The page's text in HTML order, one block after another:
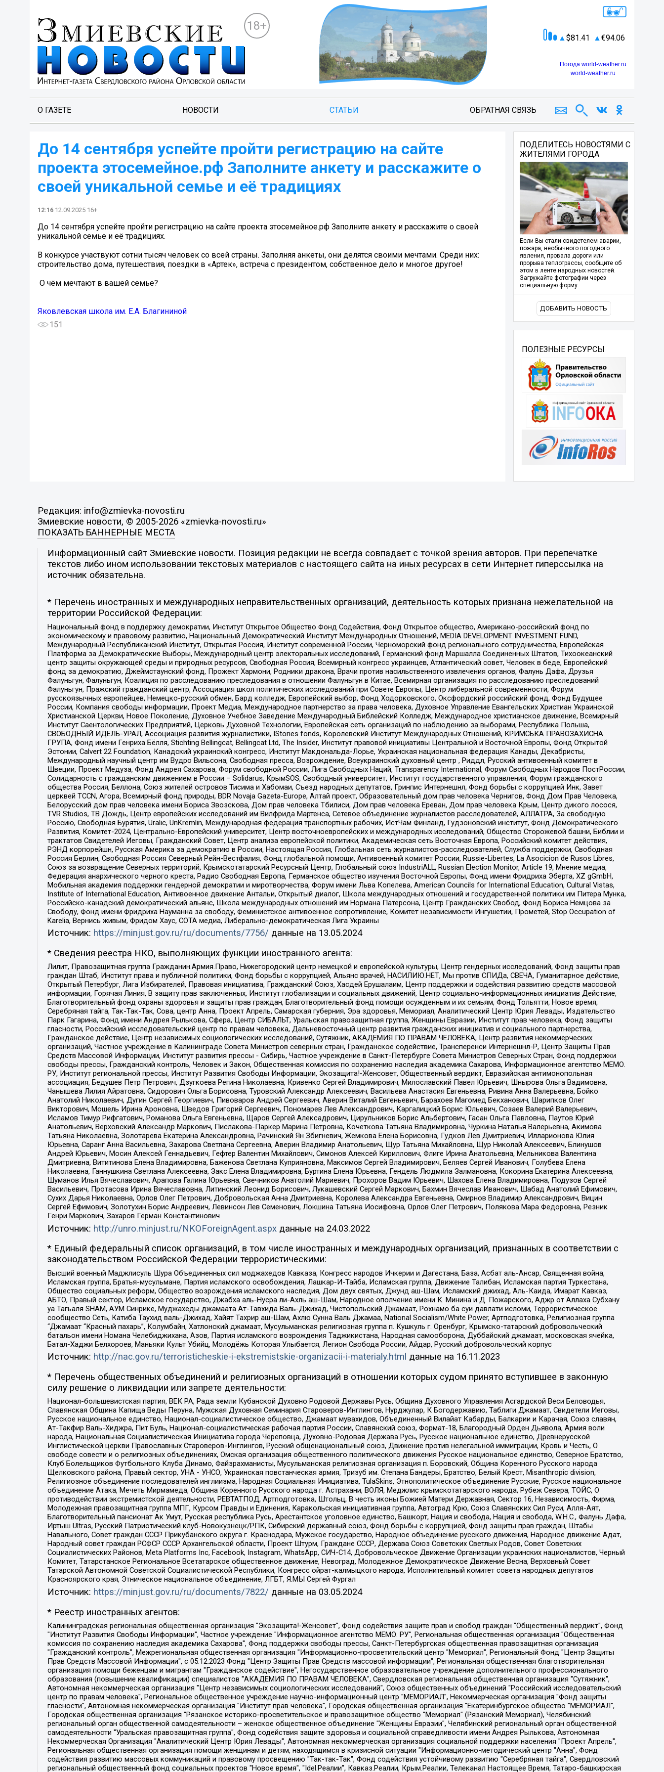
18+
81.41 94.06
Погода world-weather.ru
world-weather.ru
О ГАЗЕТЕ НОВОСТИ СТАТЬИ ОБРАТНАЯ СВЯЗЬ
До 14 сентября успейте пройти регистрацию на сайте
проекта этосемейное.рф Заполните анкету и расскажите о
своей уникальной семье и её традициях
12:16 12.09.2025 16+
До 14 сентября успейте пройти регистрацию на сайте проекта этосемейное.рф Заполните анкету и расскажите о своей
уникальной семье и её традициях.
В конкурсе участвуют сотни тысяч человек со всей страны. Заполняя анкеты, они делятся своими мечтами. Среди них:
строительство дома, путешествия, поездки в «Артек», встреча с президентом, собственное дело и многое другое!
️ О чём мечтают в вашей семье?
Яковлевская школа им. Е.А. Благининой
151
ПОДЕЛИТЕСЬ НОВОСТЯМИ С
ЖИТЕЛЯМИ ГОРОДА
Если Вы стали свидетелем аварии,
пожара, необычного погодного
явления, провала дороги или
прорыва теплотрассы, сообщите об
этом в ленте народных новостей.
Загружайте фотографии через
специальную форму.
ДОБАВИТЬ НОВОСТЬ
ПОЛЕЗНЫЕ РЕСУРСЫ
Редакция: info@zmievka-novosti.ru
Змиевские новости, © 2005-2026 «zmievka-novosti.ru»
ПОКАЗАТЬ БАННЕРНЫЕ МЕСТА
Информационный сайт Змиевские новости. Позиция редакции не всегда совпадает с точкой зрения авторов. При перепечатке
текстов либо ином использовании текстовых материалов с настоящего сайта на иных ресурсах в сети Интернет гиперссылка на
источник обязательна.
* Перечень иностранных и международных неправительственных организаций, деятельность которых признана нежелательной на
территории Российской Федерации:
Национальный фонд в поддержку демократии, Институт Открытое Общество Фонд Содействия, Фонд Открытое общество, Американо-российский фонд по
экономическому и правовому развитию, Национальный Демократический Институт Международных Отношений, MEDIA DEVELOPMENT INVESTMENT FUND,
Международный Республиканский Институт, Открытая Россия, Институт современной России, Черноморский фонд регионального сотрудничества, Европейская
Платформа за Демократические Выборы, Международный центр электоральных исследований, Германский фонд Маршалла Соединенных Штатов, Тихоокеанский
центр защиты окружающей среды и природных ресурсов, Свободная Россия, Всемирный конгресс украинцев, Атлантический совет, Человек в беде, Европейский
фонд за демократию, Джеймстаунский фонд, Прожект Хармони, Родники дракона, Врачи против насильственного извлечения органов, Фалунь Дафа, Друзья
Фалуньгун, Фалуньгун, Коалиция по расследованию преследования в отношении Фалуньгун в Китае, Всемирная организация по расследованию преследований
Фалуньгун, Пражский гражданский центр, Ассоциация школ политических исследований при Совете Европы, Центр либеральной современности, Форум
русскоязычных европейцев, Немецко-русский обмен, Бард колледж, Европейский выбор, Фонд Ходорковского, Оксфордский российский фонд, Фонд Будущее
России, Компания свободы информации, Проект Медиа, Международное партнерство за права человека, Духовное Управление Евангельских Христиан Украинской
Христианской Церкви, Новое Поколение, Духовное Учебное Заведение Международный Библейский Колледж, Международное христианское движение, Всемирный
Институт Саентологических Предприятий, Церковь Духовной Технологии, Европейская сеть организаций по наблюдению за выборами, Республика Польша,
СВОБОДНЫЙ ИДЕЛЬ-УРАЛ, Ассоциация развития журналистики, IStories fonds, Королевский Институт Международных Отношений, КРИМСЬКА ПРАВОЗАХИСНА
ГРУПА, Фонд имени Генриха Бёлля, Stichting Bellingcat, Bellingcat Ltd, The Insider, Институт правовой инициативы Центральной и Восточной Европы, Фонд Открытой
Эстонии, Calvert 22 Foundation, Канадский украинский конгресс, Институт Макдональда-Лорье, Украинская национальная федерация Канады, Декабристы,
Международный научный центр им Вудро Вильсона, Свободная пресса, Возрождение, Всеукраинский духовный центр , Риддл, Русский антивоенный комитет в
Швеции, Проект Медуза, Фонд Андрея Сахарова, Форум свободной России, Лига Свободных Наций, Transparеncy International, Форум Свободных Народов ПостРоссии,
Солидарность с гражданским движением в России – Solidarus, КрымSOS, Свободный университет, Институт государственного управления, Форум гражданского
общества Россия, Беллона, Союз жителей островов Тисима и Хабомаи, Съезд народных депутатов, Гринпис Интернешнл, Фонд борьбы с коррупцией Инк, Завет
церквей TCCN, Агора, Всемирный фонд природы, BDR Novaja Gazeta-Europe, Алтай проект, Образовательный дом прав человека Чернигов, Фонд Дом Прав Человека,
Белорусский дом прав человека имени Бориса Звозскова, Дом прав человека Тбилиси, Дом прав человека Ереван, Дом прав человека Крым, Центр дикого лосося,
TVR Studios, ТВ Дождь, Центр европейских исследований им Вилфрида Мартенса, Сетевое объединение журналистов расследователей, АЛЛАТРА, За свободную
Россию, Свободная Бурятия, Uralic, UnKremlin, Международная федерация транспортных рабочих, ИстЧам Финланд, Гудзоновский институт, Фонд Демократического
Развития, Комитет-2024, Центрально-Европейский университет, Центр восточноевропейских и международных исследований, Общество Сторожевой башни, Библии и
трактатов Свидетелей Иеговы, Гражданский Совет, Центр анализа европейской политики, Академическая сеть Восточная Европа, Российский комитет действия,
РЭНД корпорейшн, Русская Америка за демократию в России, Настоящая Россия, Глобальная сеть журналистов-расследователей, Служба поддержки, Свободная
Россия Берлин, Свободная Россия Северный Рейн-Вестфалия, Фонд глобальной помощи, Антивоенный комитет России, Russie-Libertes, La Asocicion de Rusos Libres,
Союз за возвращение Северных территорий, Крымскотатарский Ресурсный Центр, Глобальный союз IndustriALL, Russian Election Monitor, Article 19, Мнение медиа,
Федерация анархического черного креста, Радио Свободная Европа, Германское общество изучения Восточной Европы, Фонд имени Фридриха Эберта, XZ gGmbH,
Мобильная академия поддержки гендерной демократии и миротворчества, Форум имени Льва Копелева, American Councils for International Education, Cultural Vistas,
Institute of International Education, Антивоенное движение Антальи, Открытый диалог, Школа международных отношений и государственной политики им Питера Мунка,
Российско-канадский демократический альянс, Школа международных отношений им Нормана Патерсона, Центр Гражданских Свобод, Фонд Бориса Немцова за
Свободу, Фонд имени Фридриха Науманна за свободу, Феминистское антивоенное сопротивление, Комитет независимости Ингушетии, Прометей, Stop Occupation of
Karelia, Вернись живым, Фридом Хаус, СОТА медиа, Либерально-демократическая Лига Украины
Источник: https://minjust.gov.ru/ru/documents/7756/ данные на 13.05.2024
* Сведения реестра НКО, выполняющих функции иностранного агента:
Лилит, Правозащитная группа Гражданин.Армия.Право, Нижегородский центр немецкой и европейской культуры, Центр гендерных исследований, Фонд защиты прав
граждан Штаб, Институт права и публичной политики, Фонд борьбы с коррупцией, Альянс врачей, НАСИЛИЮ.НЕТ, Мы против СПИДа, СВЕЧА, Гуманитарное действие,
Открытый Петербург, Лига Избирателей, Правовая инициатива, Гражданский Союз, Хасдей Ерушалаим, Центр поддержки и содействия развитию средств массовой
информации, Горячая Линия, В защиту прав заключенных, Институт глобализации и социальных движений, Центр социально-информационных инициатив Действие,
Благотворительный фонд охраны здоровья и защиты прав граждан, Благотворительный фонд помощи осужденным и их семьям, Фонд Тольятти, Новое время,
Серебряная тайга, Так-Так-Так, Сова, центр Анна, Проект Апрель, Самарская губерния, Эра здоровья, Мемориал, Аналитический Центр Юрия Левады, Издательство
Парк Гагарина, Фонд имени Андрея Рылькова, Сфера, Центр СИБАЛЬТ, Уральская правозащитная группа, Женщины Евразии, Институт прав человека, Фонд защиты
гласности, Российский исследовательский центр по правам человека, Дальневосточный центр развития гражданских инициатив и социального партнерства,
Гражданское действие, Центр независимых социологических исследований, Сутяжник, АКАДЕМИЯ ПО ПРАВАМ ЧЕЛОВЕКА, Центр развития некоммерческих
организаций, Частное учреждение в Калининграде Совета Министров северных стран, Гражданское содействие, Трансперенси Интернешнл-Р, Центр Защиты Прав
Средств Массовой Информации, Институт развития прессы - Сибирь, Частное учреждение в Санкт-Петербурге Совета Министров Северных Стран, Фонд поддержки
свободы прессы, Гражданский контроль, Человек и Закон, Общественная комиссия по сохранению наследия академика Сахарова, Информационное агентство МЕМО.
РУ, Институт региональной прессы, Институт Развития Свободы Информации, Экозащита!-Женсовет, Общественный вердикт, Евразийская антимонопольная
ассоциация, Бедушев Петр Петрович, Дзугкоева Регина Николаевна, Кривенко Сергей Владимирович, Милославский Павел Юрьевич, Шнырова Ольга Вадимовна,
Чанышева Лилия Айратовна, Сидорович Ольга Борисовна, Туровский Александр Алексеевич, Васильева Анастасия Евгеньевна, Ривина Анна Валерьевна, Бойко
Анатолий Николаевич, Дугин Сергей Георгиевич, Пивоваров Андрей Сергеевич, Аверин Виталий Евгеньевич, Барахоев Магомед Бекханович, Шарипков Олег
Викторович, Мошель Ирина Ароновна, Шведов Григорий Сергеевич, Пономарев Лев Александрович, Каргалицкий Борис Юльевич, Созаев Валерий Валерьевич,
Исламов Тимур Рифгатович, Романова Ольга Евгеньевна, Щаров Сергей Алексадрович, Цирульников Борис Альбертович, Гасан Ольга Павловна, Паутов Юрий
Анатольевич, Верховский Александр Маркович, Пислакова-Паркер Марина Петровна, Кочеткова Татьяна Владимировна, Чуркина Наталья Валерьевна, Акимова
Татьяна Николаевна, Золотарева Екатерина Александровна, Рачинский Ян Збигневич, Жемкова Елена Борисовна, Гудков Лев Дмитриевич, Илларионова Юлия
Юрьевна, Саранг Анна Васильевна, Захарова Светлана Сергеевна, Аверин Владимир Анатольевич, Щур Татьяна Михайловна, Щур Николай Алексеевич, Блинушов
Андрей Юрьевич, Мосин Алексей Геннадьевич, Гефтер Валентин Михайлович, Симонов Алексей Кириллович, Флиге Ирина Анатольевна, Мельникова Валентина
Дмитриевна, Вититинова Елена Владимировна, Баженова Светлана Куприяновна, Максимов Сергей Владимирович, Беляев Сергей Иванович, Голубева Елена
Николаевна, Ганнушкина Светлана Алексеевна, Закс Елена Владимировна, Буртина Елена Юрьевна, Гендель Людмила Залмановна, Кокорина Екатерина Алексеевна,
Шуманов Илья Вячеславович, Арапова Галина Юрьевна, Свечников Анатолий Мариевич, Прохоров Вадим Юрьевич, Шахова Елена Владимировна, Подузов Сергей
Васильевич, Протасова Ирина Вячеславовна, Литинский Леонид Борисович, Лукашевский Сергей Маркович, Бахмин Вячеслав Иванович, Шабад Анатолий Ефимович,
Сухих Дарья Николаевна, Орлов Олег Петрович, Добровольская Анна Дмитриевна, Королева Александра Евгеньевна, Смирнов Владимир Александрович, Вицин
Сергей Ефимович, Золотухин Борис Андреевич, Левинсон Лев Семенович, Локшина Татьяна Иосифовна, Орлов Олег Петрович, Полякова Мара Федоровна, Резник
Генри Маркович, Захаров Герман Константинович
Источник: http://unro.minjust.ru/NKOForeignAgent.aspxданные на 24.03.2022
* Единый федеральный список организаций, в том числе иностранных и международных организаций, признанных в соответствии с
законодательством Российской Федерации террористическими:
Высший военный Маджлисуль Шура Объединенных сил моджахедов Кавказа, Конгресс народов Ичкерии и Дагестана, База, Асбат аль-Ансар, Священная война,
Исламская группа, Братья-мусульмане, Партия исламского освобождения, Лашкар-И-Тайба, Исламская группа, Движение Талибан, Исламская партия Туркестана,
Общество социальных реформ, Общество возрождения исламского наследия, Дом двух святых, Джунд аш-Шам, Исламский джихад, Аль-Каида, Имарат Кавказ,
АБТО, Правый сектор, Исламское государство, Джабха аль-Нусра ли-Ахль аш-Шам, Народное ополчение имени К. Минина и Д. Пожарского, Аджр от Аллаха Субхану
уа Тагьаля SHAM, АУМ Синрике, Муджахеды джамаата Ат-Тавхида Валь-Джихад, Чистопольский Джамаат, Рохнамо ба суи давлати исломи, Террористическое
сообщество Сеть, Катиба Таухид валь-Джихад, Хайят Тахрир аш-Шам, Ахлю Сунна Валь Джамаа, National Socialism/White Power, Артподготовка, Религиозная группа
“Джамаат “Красный пахарь”, Колумбайн, Хатлонский джамаат, Мусульманская религиозная группа п. Кушкуль г. Оренбург, Крымско-татарский добровольческий
батальон имени Номана Челебиджихана, Азов, Партия исламского возрождения Таджикистана, Народная самооборона, Дуббайский джамаат, московская ячейка,
Батал-Хаджи Белхороев, Маньяки Культ Убийц, Молодёжь Которая Улыбается, Легион Свобода России, Айдар, Русский добровольческий корпус
Источник: http://nac.gov.ru/terroristicheskie-i-ekstremistskie-organizacii-i-materialy.html данные на 16.11.2023
* Перечень общественных объединений и религиозных организаций в отношении которых судом принято вступившее в законную
силу решение о ликвидации или запрете деятельности:
Национал-большевистская партия, ВЕК РА, Рада земли Кубанской Духовно Родовой Державы Русь, Община Духовного Управления Асгардской Веси Беловодья,
Славянская Община Капища Веды Перуна, Мужская Духовная Семинария Староверов-Инглингов, Нурджулар, К Богодержавию, Таблиги Джамаат, Свидетели Иеговы,
Русское национальное единство, Национал-социалистическое общество, Джамаат мувахидов, Объединенный Вилайат Кабарды, Балкарии и Карачая, Союз славян,
Ат-Такфир Валь-Хиджра, Пит Буль, Национал-социалистическая рабочая партия России, Славянский союз, Формат-18, Благородный Орден Дьявола, Армия воли
народа, Национальная Социалистическая Инициатива города Череповца, Духовно-Родовая Держава Русь, Русское национальное единство, Древнерусской
Инглистической церкви Православных Староверов-Инглингов, Русский общенациональный союз, Движение против нелегальной иммиграции, Кровь и Честь, О
свободе совести и о религиозных объединениях, Омская организация общественного политического движения Русское национальное единство, Северное Братство,
Клуб Болельщиков Футбольного Клуба Динамо, Файзрахманисты, Мусульманская религиозная организация п. Боровский, Община Коренного Русского народа
Щелковского района, Правый сектор, УНА - УНСО, Украинская повстанческая армия, Тризуб им. Степана Бандеры, Братство, Белый Крест, Misanthropic division,
Религиозное объединение последователей инглиизма, Народная Социальная Инициатива, TulaSkins, Этнополитическое объединение Русские, Русское национальное
объединение Атака, Мечеть Мирмамеда, Община Коренного Русского народа г. Астрахани, ВОЛЯ, Меджлис крымскотатарского народа, Рубеж Севера, ТОЙС, О
противодействии экстремистской деятельности, РЕВТАТПОД, Артподготовка, Штольц, В честь иконы Божией Матери Державная, Сектор 16, Независимость, Фирма,
Молодежная правозащитная группа МПГ, Курсом Правды и Единения, Каракольская инициативная группа, Автоград Крю, Союз Славянских Сил Руси, Алля-Аят,
Благотворительный пансионат Ак Умут, Русская республика Русь, Арестантское уголовное единство, Башкорт, Нация и свобода, Нация и свобода, W.H.С., Фалунь Дафа,
Иртыш Ultras, Русский Патриотический клуб-Новокузнецк/РПК, Сибирский державный союз, Фонд борьбы с коррупцией, Фонд защиты прав граждан, Штабы
Навального, Совет граждан СССР Прикубанского округа г. Краснодара, Мужское государство, Народное объединение русского движения, Народное движение Адат,
Народный совет граждан РСФСР СССР Архангельской области, Проект Штурм, Граждане СССР, Держава Союз Советских Светлых Родов, Совет Советских
Социалистических Районов, Meta Platforms Inc, Facebook, Instagram, WhatsApp, СИЧ-С14, Добровольческое Движение Организации украинских националистов, Черный
Комитет, Татарстанское Региональное Всетатарское общественное движение, Невоград, Молодежное Демократическое Движение Весна, Верховный Совет
Татарской Автономной Советской Социалистической Республики, Конгресс ойрат-калмыцкого народа, Исполнительный комитет совета народных депутатов
Красноярского края, Этническое национальное объединение, ЛГБТ, Я.МЫ Сергей Фургал
Источник: https://minjust.gov.ru/ru/documents/7822/ данные на 03.05.2024
* Реестр иностранных агентов:
Калининградская региональная общественная организация "Экозащита!-Женсовет", Фонд содействия защите прав и свобод граждан "Общественный вердикт", Фонд "Институт Развития Свободы Информации", Частное учреждение "Информационное агентство МЕМО. РУ", Региональная общественная организация "Общественная комиссия по сохранению наследия академика Сахарова", Фонд поддержки свободы прессы, Санкт-Петербургская общественная правозащитная организация "Гражданский контроль", Межрегиональная общественная организация "Информационно-просветительский центр "Мемориал", Региональный Фонд "Центр Защиты Прав Средств Массовой Информации", с 05.12.2023 Фонд "Центр Защиты Прав Средств массовой информации", Региональная общественная благотворительная организация помощи беженцам и мигрантам "Гражданское содействие", Негосударственное образовательное учреждение дополнительного профессионального образования (повышение квалификации) специалистов "АКАДЕМИЯ ПО ПРАВАМ ЧЕЛОВЕКА", Свердловская региональная общественная организация "Сутяжник", Автономная некоммерческая организация "Центр независимых социологических исследований", Союз общественных объединений "Российский исследовательский центр по правам человека", Региональное общественное учреждение научно-информационный центр "МЕМОРИАЛ", Некоммерческая организация "Фонд защиты гласности", Автономная некоммерческая организация "Институт прав человека", Городская общественная организация "Екатеринбургское общество "МЕМОРИАЛ", Городская общественная организация "Рязанское историко-просветительское и правозащитное общество "Мемориал" (Рязанский Мемориал), Челябинский региональный орган общественной самодеятельности – женское общественное объединение "Женщины Евразии", Челябинский региональный орган общественной самодеятельности "Уральская правозащитная группа", Фонд содействия защите здоровья и социальной справедливости имени Андрея Рылькова, Автономная Некоммерческая Организация "Аналитический Центр Юрия Левады", Автономная некоммерческая организация социальной поддержки населения "Проект Апрель", Региональная общественная организация помощи женщинам и детям, находящимся в кризисной ситуации "Информационно-методический центр "Анна", Фонд содействия развитию массовых коммуникаций и правовому просвещению "Так-так-Так", Фонд содействия устойчивому развитию "Серебряная тайга", Свердловский региональный общественный фонд социальных проектов "Новое время", "Idel.Реалии", Кавказ.Реалии, Крым.Реалии, Телеканал Настоящее Время, Татаро-башкирская служба Радио Свобода (Azatliq Radiosi), Радио Свободная Европа/Радио Свобода (PCE/PC), "Сибирь.Реалии", "Фактограф", Благотворительный фонд помощи осужденным и их семьям, Автономная некоммерческая организация "Институт глобализации и социальных движений", Фонд "В защиту прав заключенных", Частное учреждение "Центр поддержки и содействия развитию средств массовой информации", Пензенский региональный общественный благотворительный фонд "Гражданский союз", "Север.Реалии", Некоммерческая организация Фонд "Правовая инициатива", Общество с ограниченной ответственностью "Радио Свободная Европа/Радио Свобода", Чешское информационное агентство "MEDIUM-ORIENT", Красноярская региональная общественная организация "Мы против СПИДа", Камалягин Денис Николаевич, Маркелов Сергей Евгеньевич, Пономарев Лев Александрович, Савицкая Людмила Алексеевна, Автономная некоммерческая организация "Центр по работе с проблемой насилия "НАСИЛИЮ.НЕТ", Межрегиональный профессиональный союз работников здравоохранения "Альянс врачей", Юридическое лицо, зарегистрированное в Латвийской Республике, SIA "Medusa Project" (регистрационный номер 40103797863, дата регистрации 10.06.2014), Некоммерческая организация "Фонд по борьбе с коррупцией", Автономная некоммерческая организация "Институт права и публичной политики", Баданин Роман Сергеевич, Гликин Максим Александрович, Железнова Мария Михайловна, Лукьянова Юлия Сергеевна, Маетная Елизавета Витальевна, Маняхин Петр Борисович, Чуракова Ольга Владимировна, Ярош Юлия Петровна, Юридическое лицо "The Insider SIA", зарегистрированное в Риге, Латвийская Республика (дата регистрации 26.06.2015), являющееся администратором доменного имени интернет-издания "The Insider SIA", https://theins.ru, Постернак Алексей Евгеньевич, Рубин Михаил Аркадьевич, Анин Роман Александрович, Юридическое лицо Istories fonds, зарегистрированное в Латвийской Республике (регистрационный номер 50008295751, дата регистрации 24.02.2020), Великовский Дмитрий Александрович, Долинина Ирина Николаевна, Мароховская Алеся Алексеевна, Шлейнов Роман Юрьевич, Шмагун Олеся Валентиновна, Общество с ограниченной ответственностью "Альтаир 2021", Общество с ограниченной ответственностью "Вега 2021", Общество с ограниченной ответственностью "Главный редактор 2021", Общество с ограниченной ответственностью "Ромашки монолит", Важенков Артем Валерьевич, Ивановская областная общественная организация "Центр гендерных исследований", Гурман Юрий Альбертович, Медиапроект "ОВД-Инфо", Егоров Владимир Владимирович, Жилинский Владимир Александрович, Общество с ограниченной ответственностью "ЗП", Иванова София Юрьевна, Карезина Инна Павловна, Кильтау Екатерина Викторовна, Петров Алексей Викторович, Пискунов Сергей Евгеньевич, Смирнов Сергей Сергеевич, Тихонов Михаил Сергеевич, Общество с ограниченной ответственностью "ЖУРНАЛИСТ-ИНОСТРАННЫЙ АГЕНТ", Арапова Галина Юрьевна, Вольтская Татьяна Анатольевна, Американская компания "Mason G.E.S. Anonymous Foundation" (США), являющаяся владельцем интернет-издания https://mnews.world/, Компания "Stichting Bellingcat", зарегистрированная в Нидерландах (дата регистрации 11.07.2018), Захаров Андрей Вячеславович, Клепиковская Екатерина Дмитриевна, Общество с ограниченной ответственностью "МЕМО", Перл Роман Александрович, Симонов Евгений Алексеевич, Соловьева Елена Анатольевна, Сотников Даниил Владимирович, Сурначева Елизавета Дмитриевна, Автономная некоммерческая организация по защите прав человека и информированию населения "Якутия – Наше Мнение", Общество с ограниченной ответственностью "Москоу диджитал медиа", с 26.01.2023 Общество с ограниченной ответственностью "Чайка Белые сады", Ветошкина Валерия Валерьевна, Заговора Максим Александрович, Межрегиональное общественное движение "Российская ЛГБТ - сеть", Оленичев Максим Владимирович, Павлов Иван Юрьевич, Скворцова Елена Сергеевна, Общество с ограниченной ответственностью "Как бы инагент", Кочетков Игорь Викторович, Общество с ограниченной ответственностью "Честные выборы", Еланчик Олег Александрович, Общество с ограниченной ответственностью "Нобелевский призыв", Гималова Регина Эмилевна, Григорьев Андрей Валерьевич, Григорьева Алина Александровна, Ассоциация по содействию защите прав призывников, альтернативнослужащих и военнослужащих "Правозащитная группа "Гражданин.Армия.Право", Хисамова Регина Фаритовна, Автономная некоммерческая организация по реализации социально-правовых программ "Лилит", Дальневосточное общественное движение "Маяк", Санкт-Петербургская ЛГБТ-инициативная группа "Выход", Инициативная группа ЛГБТ+ "Реверс", Алексеев Андрей Викторович, Бекбулатова Таисия Львовна, Беляев Иван Михайлович, Владыкина Елена Сергеевна, Гельман Марат Александрович, Никульшина Вероника Юрьевна, Толоконникова Надежда Андреевна, Шендерович Виктор Анатольевич, Общество с ограниченной ответственностью "Данное сообщение", Общество с ограниченной ответственностью Издательский дом "Новая глава", Айнбиндер Александра Александровна, Московский комьюнити-центр для ЛГБТ+инициатив, Благотворительный фонд развития филантропии, Deutsche Welle (Германия, Kurt-Schumacher-Strasse 3, 53113 Bonn), Борзунова Мария Михайловна, Воробьев Виктор Викторович, Голубева Анна Львовна, Константинова Алла Михайловна, Малкова Ирина Владимировна, Мурадов Мурад Абдулгалимович, Осетинская Елизавета Николаевна, Понасенков Евгений Николаевич, Ганапольский Матвей Юрьевич, Киселев Евгений Алексеевич, Борухович Ирина Григорьевна, Дремин Иван Тимофеевич, Дубровский Дмитрий Викторович, Красноярская региональная общественная организация поддержки и развития альтернативных образовательных технологий и межкультурных коммуникаций "ИНТЕРРА", Маяковская Екатерина Алексеевна, Фейгин Марк Захарович, Филимонов Андрей Викторович, Дзугкоева Регина Николаевна, Доброхотов Роман Александрович, Дудь Юрий Александрович, Елкин Сергей Владимирович, Кругликов Кирилл Игоревич, Сабунаева Мария Леонидовна, Семенов Алексей Владимирович, Шаинян Карен Багратович, Шульман Екатерина Михайловна, Асафьев Артур Валерьевич, Вахштайн Виктор Семенович, Венедиктов Алексей Алексеевич, Лушникова Екатерина Евгеньевна, Волков Леонид Михайлович, Невзоров Александр Глебович, Пархоменко Сергей Борисович, Сироткин Ярослав Николаевич, Кара-Мурза Владимир Владимирович, Баранова Наталья Владимировна, Гозман Леонид Яковлевич, Кагарлицкий Борис Юльевич, Климарев Михаил Валерьевич, Милов Владимир Станиславович, Автономная некоммерческая организация Краснодарский центр современного искусства "Типография", Моргенштерн Алишер Тагирович, Соболь Любовь Эдуардовна, Общество с ограниченной ответственностью "ЛИЗА НОРМ", Каспаров Гарри Кимович, Ходорковский Михаил Борисович, Общество с ограниченной ответственностью "Апрельские тезисы", Данилович Ирина Брониславовна, Кашин Олег Владимирович, Петров Николай Владимирович, Пивоваров Алексей Владимирович, Соколов Михаил Владимирович, Цветкова Юлия Владимировна, Чичваркин Евгений Александрович, Комитет против пыток/Команда против пыток, Общество с ограниченной ответственностью "Первый научный", Общество с ограниченной ответственностью "Вертолет и ко", Белоцерковская Вероника Борисовна, Кац Максим Евгеньевич, Лазарева Татьяна Юрьевна, Шаведдинов Руслан Табризович, Яшин Илья Валерьевич, Общество с ограниченной ответственностью "Иноагент ААВ", Алешковский Дмитрий Петрович, Альбац Евгения Марковна, Быков Дмитрий Львович, Галямина Юлия Евгеньевна, Лойко Сергей Леонидович, Мартынов Кирилл Константинович, Медведев Сергей Александрович, Крашенинников Федор Геннадиевич, Гордеева Катерина Вл